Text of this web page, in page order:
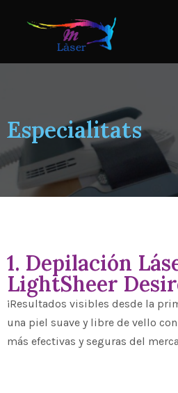
Especialitats
1. Depilación
LightSheer
¡Resultados visibles desde la
una piel suave y libre de vello
más efectivas y seguras del